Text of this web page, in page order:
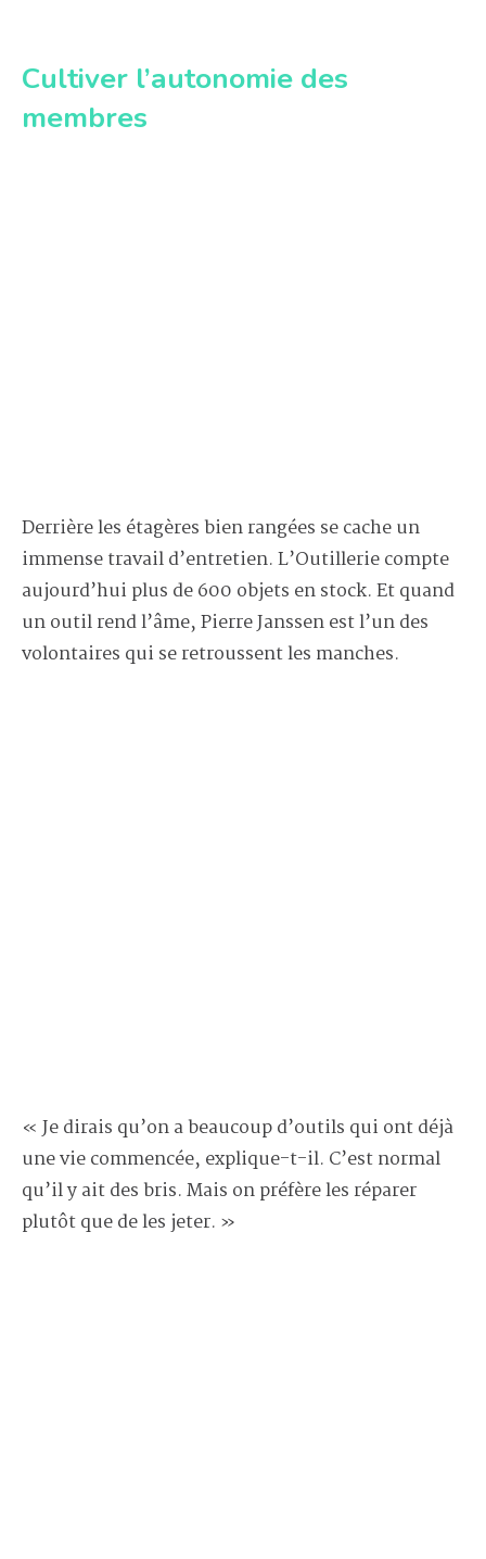
Cultiver l’autonomie des
membres
Derrière les étagères bien rangées se cache un
immense travail d’entretien. L’Outillerie compte
aujourd’hui plus de 600 objets en stock. Et quand
un outil rend l’âme, Pierre Janssen est l’un des
volontaires qui se retroussent les manches.
« Je dirais qu’on a beaucoup d’outils qui ont déjà
une vie commencée, explique-t-il. C’est normal
qu’il y ait des bris. Mais on préfère les réparer
plutôt que de les jeter. »